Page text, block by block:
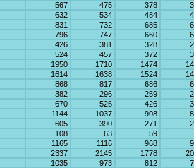
567 475 378
632 534 484
831 732 685
796 747 660
426 381 328
524 457 372
1950 1710 1474
1614 1638 1524
868 817 686
382 296 259
670 526 426
1144 1037 908
605 390 271
108 63
59
1165 1116 968
2337 2145 1778
1035 973 812